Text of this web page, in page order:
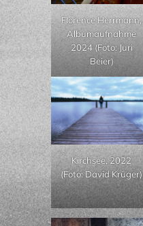
Florence Herrmann,
Albumaufnahme
2024 (Foto: Juri
Beier)
Kirchsee, 2022
(Foto: David Krüger)